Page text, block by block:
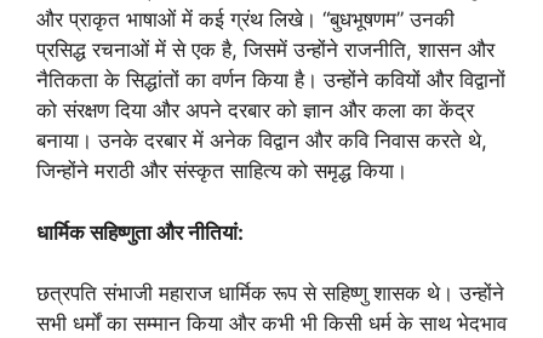
और प्राकृत भाषाओं में कई ग्रंथ लिखे। “बुधभूषणम” उनकी
प्रसिद्ध रचनाओं में से एक है, जिसमें उन्होंने राजनीति, शासन और
नैतिकता के सिद्धांतों का वर्णन किया है। उन्होंने कवियों और विद्वानों
को संरक्षण दिया और अपने दरबार को ज्ञान और कला का केंद्र
बनाया। उनके दरबार में अनेक विद्वान और कवि निवास करते थे,
जिन्होंने मराठी और संस्कृत साहित्य को समृद्ध किया।
धार्मिक सहिष्णुता और नीतियां:
छत्रपति संभाजी महाराज धार्मिक रूप से सहिष्णु शासक थे। उन्होंने
सभी धर्मों का सम्मान किया और कभी भी किसी धर्म के साथ भेदभाव